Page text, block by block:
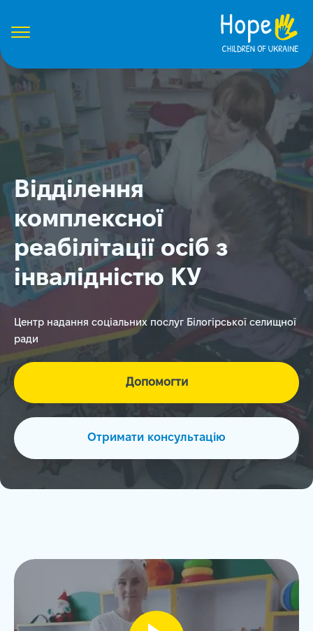
Відділення
комплексної
реабілітації осіб з
інвалідністю КУ
Центр надання соціальних послуг Білогірської селищної
ради
Допомогти
Отримати консультацію